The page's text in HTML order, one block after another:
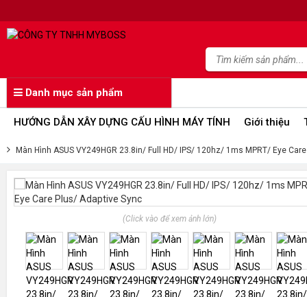
Danh mục sản phẩm
HƯỚNG DẪN XÂY DỰNG CẤU HÌNH MÁY TÍNH Giới thiệu
Màn Hình ASUS VY249HGR 23.8in/ Full HD/ IPS/ 120hz/ 1ms MPRT/ Eye
(Click vào để xem ảnh lớn)